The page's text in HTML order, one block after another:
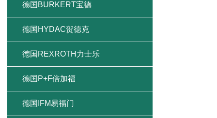
德国BURKERT宝德
德国HYDAC贺德克
德国REXROTH力士乐
德国P+F倍加福
德国IFM易福门